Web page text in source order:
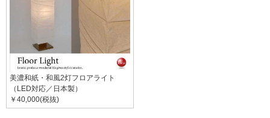
美濃和紙・和風2灯フロアライト
（LED対応／日本製）
￥40,000(税抜)